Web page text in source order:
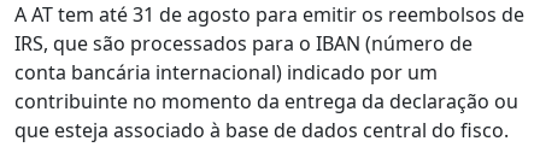
A AT tem até 31 de agosto para emitir os reembolsos de
IRS, que são processados para o IBAN (número de
conta bancária internacional) indicado por um
contribuinte no momento da entrega da declaração ou
que esteja associado à base de dados central do fisco.